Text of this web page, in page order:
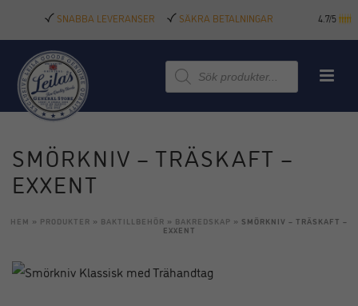
SNABBA LEVERANSER SÄKRA BETALNINGAR 4.7/5
Produktsökning
SMÖRKNIV – TRÄSKAFT –
EXXENT
HEM » PRODUKTER » BAKTILLBEHÖR » BAKREDSKAP » SMÖRKNIV – TRÄSKAFT –
EXXENT